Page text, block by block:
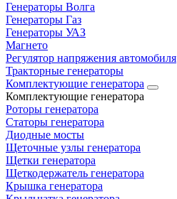
Генераторы Волга
Генераторы Газ
Генераторы УАЗ
Магнето
Регулятор напряжения автомобиля
Тракторные генераторы
Комплектующие генератора
Комплектующие генератора
Роторы генератора
Статоры генератора
Диодные мосты
Щеточные узлы генератора
Щетки генератора
Щеткодержатель генератора
Крышка генератора